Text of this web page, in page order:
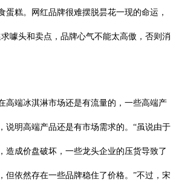
蛋糕。网红品牌很难摆脱昙花一现的命运，
噱头和卖点，品牌心气不能太高傲，否则消
高端冰淇淋市场还是有流量的，一些高端产
说明高端产品还是有市场需求的。“虽说由于
造成价盘破坏，一些龙头企业的压货导致了
但依然存在一些品牌稳住了价格。”不过，宋